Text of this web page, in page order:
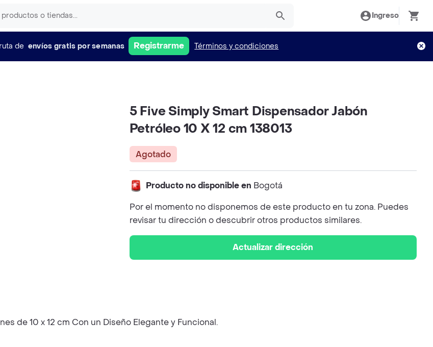
Ingreso
de envíos gratis por semanas Registrarme Términos y condiciones
5 Five Simply Smart Dispensador Jabón
Petróleo 10 X 12 cm 138013
Agotado
Producto no disponible en Bogotá
Por el momento no disponemos de este producto en tu zona. Puedes
revisar tu dirección o descubrir otros productos similares.
Actualizar dirección
de 10 x 12 cm Con un Diseño Elegante y Funcional.